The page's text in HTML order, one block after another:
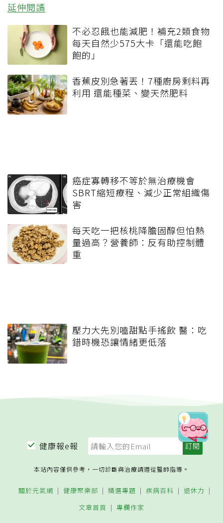
延伸閱讀
不必忍餓也能減肥！補充2類食物
每天自然少575大卡「還能吃飽
飽的」
香蕉皮別急著丟！7種廚房剩料再
利用 還能種菜、變天然肥料
癌症寡轉移不等於無治療機會
SBRT縮短療程、減少正常組織傷
害
每天吃一把核桃降膽固醇但怕熱
量過高？營養師：反有助控制體
重
壓力大先別嗑甜點手搖飲 醫：吃
錯時機恐讓情緒更低落
健康報e報
本站內容僅供參考，一切診斷與治療請遵從醫師指導。
關於元氣網 健康聚樂部 精選專題 疾病百科
退休力
文章首頁
專欄作家